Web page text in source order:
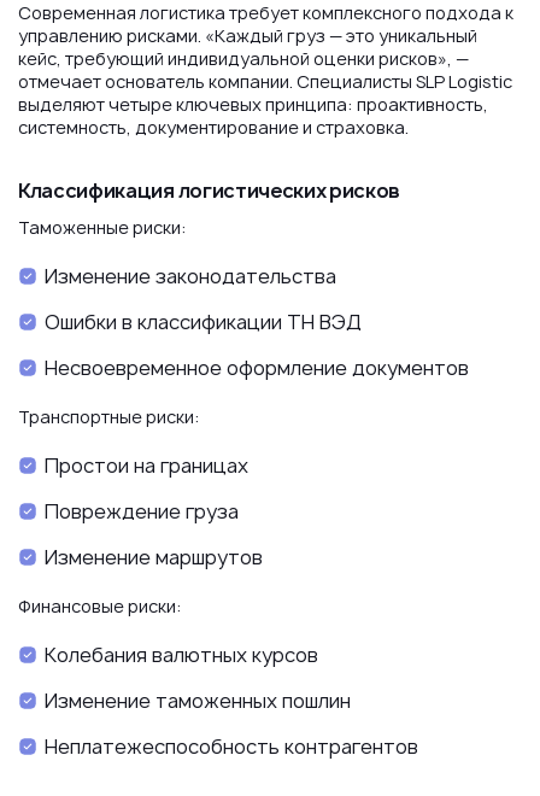
Современная логистика требует комплексного подхода к
управлению рисками. «Каждый груз — это уникальный
кейс, требующий индивидуальной оценки рисков», —
отмечает основатель компании. Специалисты SLP Logistic
выделяют четыре ключевых принципа: проактивность,
системность, документирование и страховка.
Классификация логистических рисков
Таможенные риски:
Изменение законодательства
Ошибки в классификации ТН ВЭД
Несвоевременное оформление документов
Транспортные риски:
Простои на границах
Повреждение груза
Изменение маршрутов
Финансовые риски:
Колебания валютных курсов
Изменение таможенных пошлин
Неплатежеспособность контрагентов